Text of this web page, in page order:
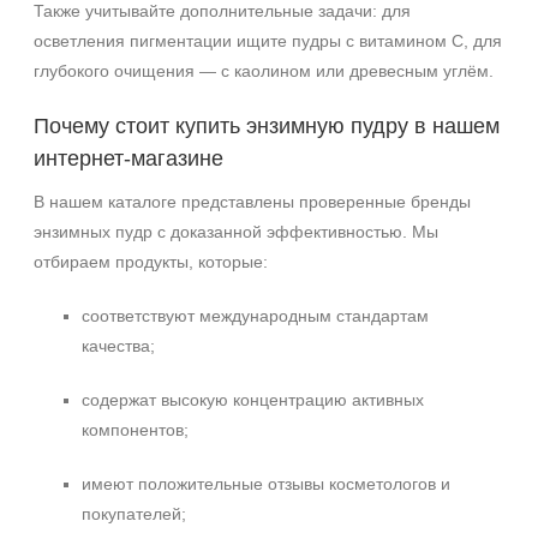
Также учитывайте дополнительные задачи: для
осветления пигментации ищите пудры с витамином С, для
глубокого очищения — с каолином или древесным углём.
Почему стоит купить энзимную пудру в нашем
интернет‑магазине
В нашем каталоге представлены проверенные бренды
энзимных пудр с доказанной эффективностью. Мы
отбираем продукты, которые:
соответствуют международным стандартам
качества;
содержат высокую концентрацию активных
компонентов;
имеют положительные отзывы косметологов и
покупателей;